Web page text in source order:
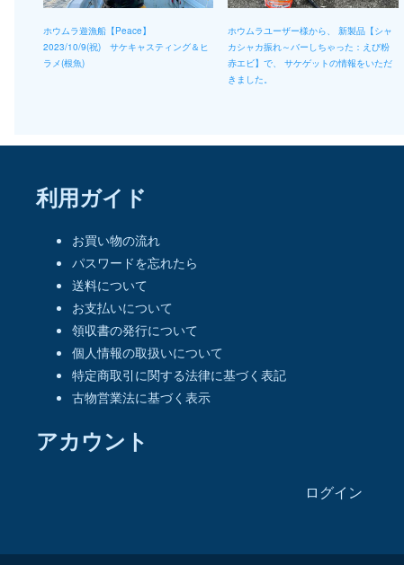
ホウムラ遊漁船【Peace】
2023/10/9(祝) サケキャスティング＆ヒ
ラメ(根魚)
ホウムラユーザー様から、 新製品【シャ
カシャカ振れ～バーしちゃった：えび粉
赤エビ】で、 サケゲットの情報をいただ
きました。
利用ガイド
お買い物の流れ
パスワードを忘れたら
送料について
お支払いについて
領収書の発行について
個人情報の取扱いについて
特定商取引に関する法律に基づく表記
古物営業法に基づく表示
アカウント
ログイン